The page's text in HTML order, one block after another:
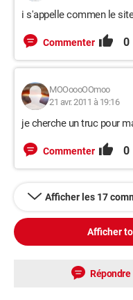
i s'appelle commen le
Commenter 0
MOOoooOOmoo
21 avr. 2011 à 19:16
je cherche un truc pour
Commenter 0
Afficher les 17
Afficher
Répondre